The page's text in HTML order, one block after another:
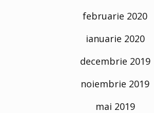
februarie 2020
ianuarie 2020
decembrie 2019
noiembrie 2019
mai 2019